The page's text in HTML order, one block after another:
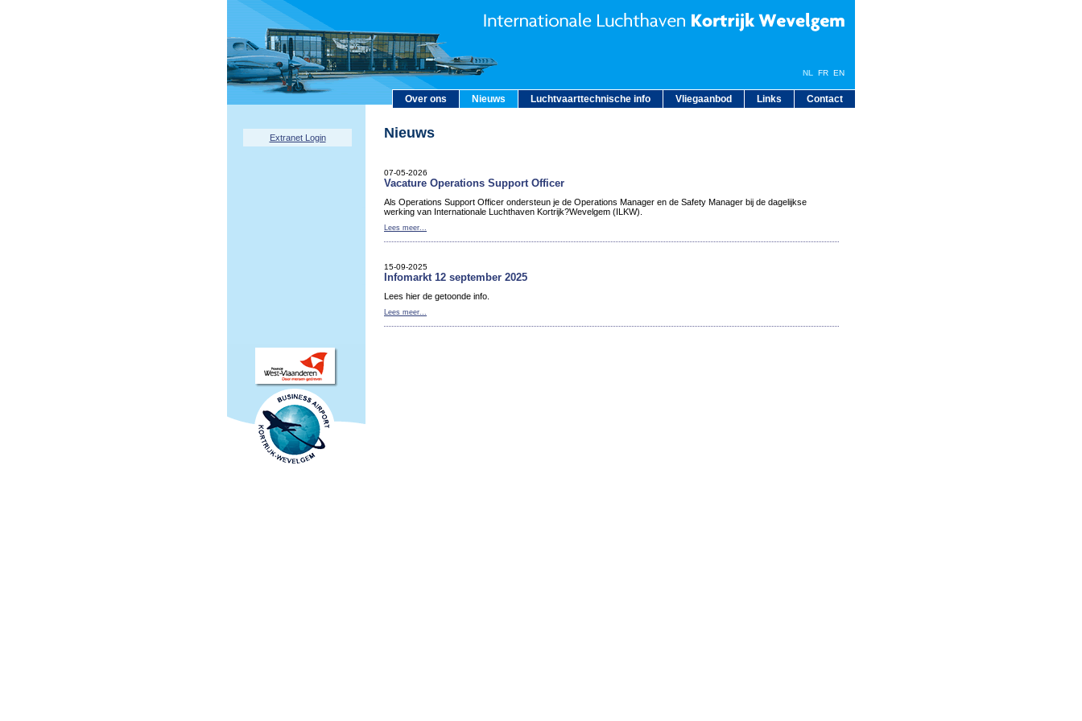
Over ons Nieuws Luchtvaarttechnische info Vliegaanbod Links Contact
NL FR EN
Extranet Login Nieuws
07-05-2026
Vacature Operations Support Officer
Als Operations Support Officer ondersteun je de Operations Manager en de Safety Manager bij de dagelijkse
werking van Internationale Luchthaven Kortrijk?Wevelgem (ILKW).
Lees meer...
15-09-2025
Infomarkt 12 september 2025
Lees hier de getoonde info.
Lees meer...